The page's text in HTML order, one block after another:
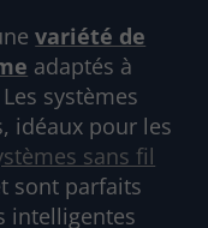
variété de
adaptés à
systèmes
idéaux pour les
sans fil
sont parfaits
intelligentes